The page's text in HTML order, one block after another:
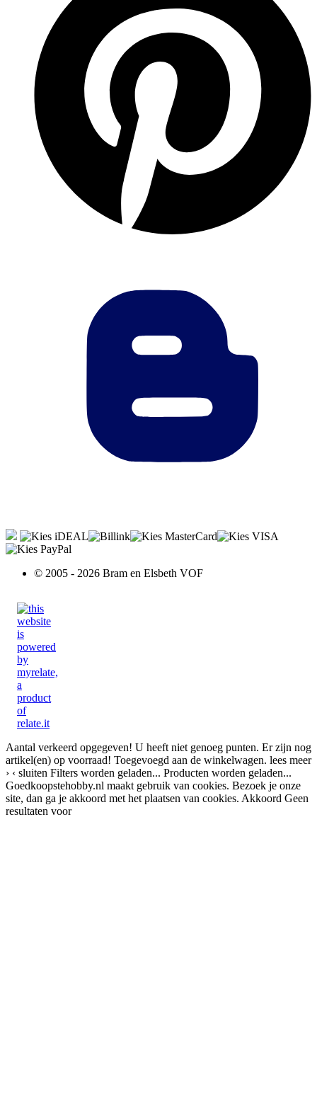
© 2005 - 2026 Bram en Elsbeth VOF
Aantal verkeerd opgegeven! U heeft niet genoeg punten. Er zijn nog
artikel(en) op voorraad! Toegevoegd aan de winkelwagen. lees meer
› ‹ sluiten Filters worden geladen... Producten worden geladen...
Goedkoopstehobby.nl maakt gebruik van cookies. Bezoek je onze
site, dan ga je akkoord met het plaatsen van cookies. Akkoord Geen
resultaten voor